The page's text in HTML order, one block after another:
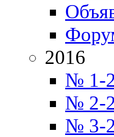
2016
№ 1-
№ 2-
№ 3-